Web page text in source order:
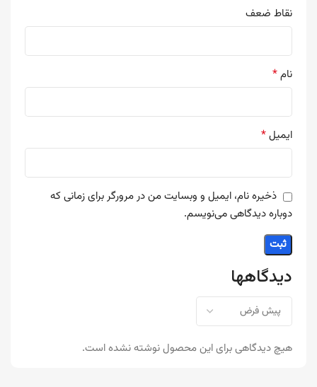
دیدگاهها
هیچ دیدگاهی برای این محصول نوشته نشده است.
نقاط ضعف
نام*
ایمیل*
ذخیره نام، ایمیل و وبسایت من در مرورگر برای زمانی که
دوباره دیدگاهی می‌نویسم.